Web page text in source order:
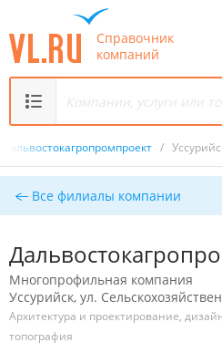
Справочник
компаний
Дальвостокагропромпроект /
Все филиалы компании
Многопрофильная компания
Уссурийск, ул.
Архитектура и проектирование,
топография